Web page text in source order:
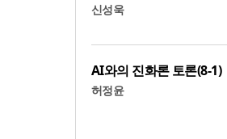
신성욱
AI와의 진화론 토론(8-1)
허정윤